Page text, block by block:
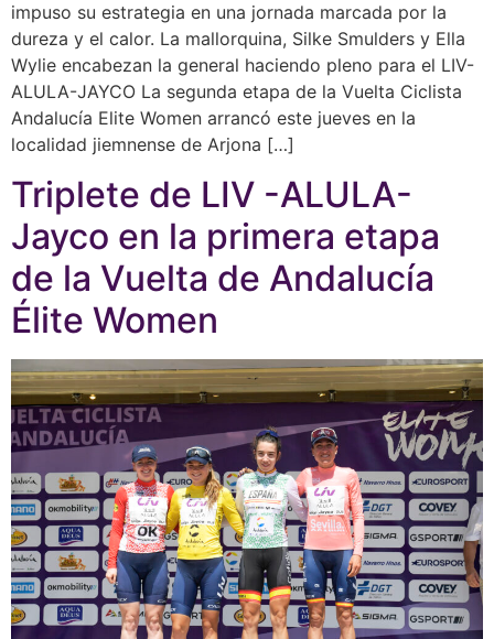
impuso su estrategia en una jornada marcada por la
dureza y el calor. La mallorquina, Silke Smulders y Ella
Wylie encabezan la general haciendo pleno para el LIV-
ALULA-JAYCO La segunda etapa de la Vuelta Ciclista
Andalucía Elite Women arrancó este jueves en la
localidad jiemnense de Arjona […]
Triplete de LIV -ALULA-
Jayco en la primera etapa
de la Vuelta de Andalucía
Élite Women